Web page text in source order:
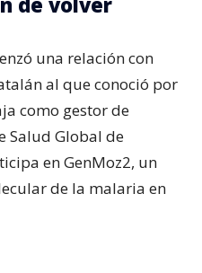
una relación con
al que conoció por
como gestor de
Salud Global de
en GenMoz2, un
de la malaria en